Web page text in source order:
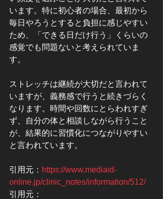
います。特に初心者の場合、最初から
毎日やろうとすると負担に感じやすい
ため、「できる日だけ行う」くらいの
感覚でも問題ないと考えられていま
す。
ストレッチは継続が大切だと言われて
いますが、義務感で行うと続きづらく
なります。時間や回数にとらわれすぎ
ず、自分の体と相談しながら行うこと
が、結果的に習慣化につながりやすい
と言われています。
引用元： https://www.mediaid-
online.jp/clinic_notes/information/512/
引用元：